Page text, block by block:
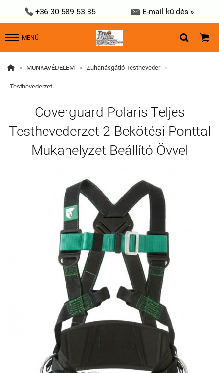
 +36 30 589 53 35  E-mail küldés »
MENÜ  
 » MUNKAVÉDELEM » Zuhanásgátló Testheveder »
Testhevederzet
Coverguard Polaris Teljes
Testhevederzet 2 Bekötési Ponttal
Mukahelyzet Beállító Övvel